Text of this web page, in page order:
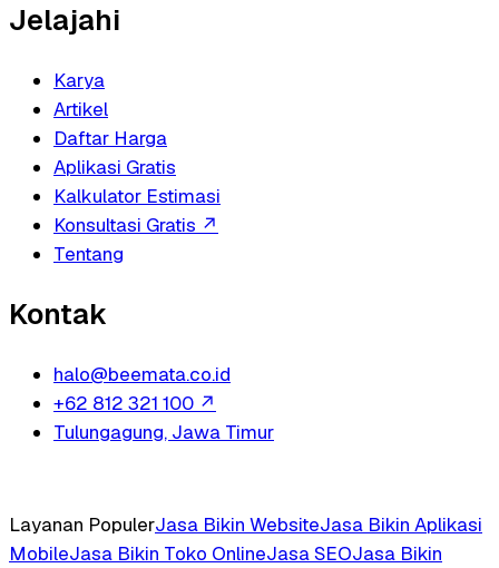
Jelajahi
Karya
Artikel
Daftar Harga
Aplikasi Gratis
Kalkulator Estimasi
Konsultasi Gratis ↗
Tentang
Kontak
halo@beemata.co.id
+62 812 321 100 ↗
Tulungagung, Jawa Timur
Layanan PopulerJasa Bikin WebsiteJasa Bikin Aplikasi
MobileJasa Bikin Toko OnlineJasa SEOJasa Bikin